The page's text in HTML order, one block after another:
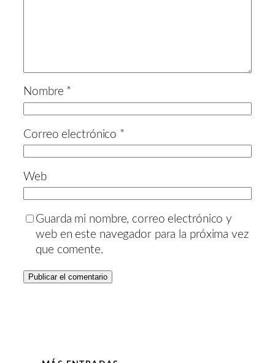
Nombre *
Correo electrónico *
Web
Guarda mi nombre, correo electrónico y
web en este navegador para la próxima vez
que comente.